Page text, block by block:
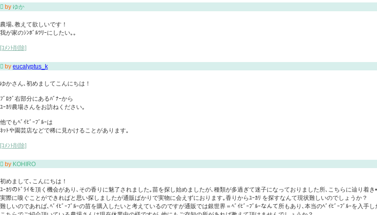
 by ゆか
農場､教えて欲しいです！
我が家のｼﾝﾎﾞﾙﾂﾘｰにしたい｡｡
[ｺﾒﾝﾄ削除]
 by eucalyptus_k
ゆかさん､初めましてこんにちは！
ﾌﾞﾛｸﾞ右部分にあるﾊﾞﾅｰから
ﾕｰｶﾘ農場さんをお訪ねください｡
他でもﾍﾞｲﾋﾞｰﾌﾞﾙｰは
ﾈｯﾄや園芸店などで稀に見かけることがあります｡
[ｺﾒﾝﾄ削除]
 by KOHIRO
初めまして､こんにちは！
ﾕｰｶﾘのﾄﾞﾗｲを頂く機会があり､その香りに魅了されました｡苗を探し始めましたが､種類が多過ぎて迷子になっておりました所､こちらに辿り着き
実際に嗅ぐことができればと思い探しましたが通販ばかりで実物に会えずにおります｡香りからﾕｰｶﾘ を探すなんて現状難しいのでしょうか？
難しいのであれば､ﾍﾞｲﾋﾞｰﾌﾞﾙｰの苗を購入したいと考えているのですが通販では銀世界＝ﾍﾞｲﾋﾞｰﾌﾞﾙｰなんて所もあり､本当のﾍﾞｲﾋﾞｰﾌﾞﾙｰを入手